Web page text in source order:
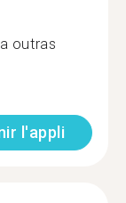
outras
l'appli